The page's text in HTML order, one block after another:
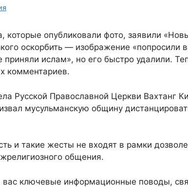
которые опубликовали фото, заявили
оскорбить — изображение «попросили
приняли ислам», но его быстро удалили.
комментариев.
Русской Православной Церкви Вахтанг
мусульманскую общину
и такие жесты не входят в рамки
общения.
вас ключевые информационные поводы,